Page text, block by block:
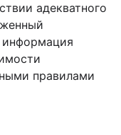
адекватного
информация
правилами